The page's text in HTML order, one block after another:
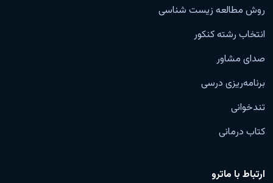
روش مطالعه زیست شناسی
انتخاب رشته کنکور
صدای مشاور
برنامه‌ریزی درسی
تندخوانی
کتاب درمانی
ارتباط با ماترو